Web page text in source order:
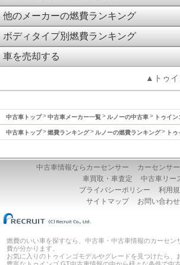
他のメーカーの燃費ランキング
ボディタイプ別燃費ランキング
車を売却する
▲トゥイ
中古車トップ 中古車メーカー一覧 ルノーの中古車 トゥイ
中古車トップ 燃費ランキング ルノーの燃費ランキング ト
中古車情報ならカーセンサー
カーセンサ
車買取・車査定
中古車リー
プライバシーポリシー
利用
サイトマップ
お問い合わせ
燃費のいい車を探すなら、中古車・中古車情報のカーセン
費が分かります。
お気に入りのトゥインゴモデルやグレードを見つけたら、